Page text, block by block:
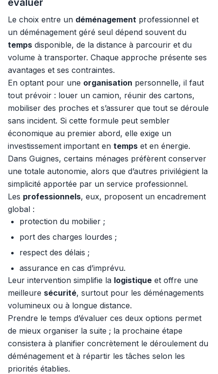
évaluer
Le choix entre un déménagement professionnel et
un déménagement géré seul dépend souvent du
temps disponible, de la distance à parcourir et du
volume à transporter. Chaque approche présente ses
avantages et ses contraintes.
En optant pour une organisation personnelle, il faut
tout prévoir : louer un camion, réunir des cartons,
mobiliser des proches et s’assurer que tout se déroule
sans incident. Si cette formule peut sembler
économique au premier abord, elle exige un
investissement important en temps et en énergie.
Dans Guignes, certains ménages préfèrent conserver
une totale autonomie, alors que d’autres privilégient la
simplicité apportée par un service professionnel.
Les professionnels, eux, proposent un encadrement
global :
protection du mobilier ;
port des charges lourdes ;
respect des délais ;
assurance en cas d’imprévu.
Leur intervention simplifie la logistique et offre une
meilleure sécurité, surtout pour les déménagements
volumineux ou à longue distance.
Prendre le temps d’évaluer ces deux options permet
de mieux organiser la suite ; la prochaine étape
consistera à planifier concrètement le déroulement du
déménagement et à répartir les tâches selon les
priorités établies.